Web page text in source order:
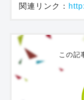
関連リンク：
この記